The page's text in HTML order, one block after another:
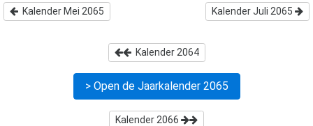
Kalender Mei 2065 Kalender Juli 2065
Kalender 2064
> Open de Jaarkalender 2065
Kalender 2066